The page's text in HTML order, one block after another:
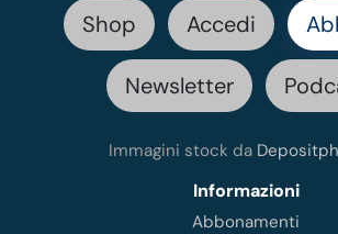
Shop Accedi
Newsletter
Immagini stock da
Informazioni
Abbonamenti